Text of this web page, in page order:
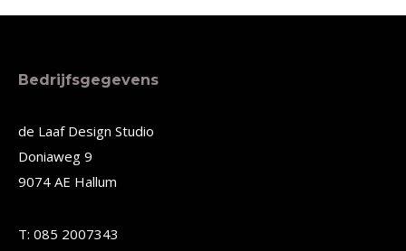
product
meerdere
Deze
optie
kan
worden
product
Bedrijfsgegevens
de Laaf Design Studio
Doniaweg 9
9074 AE Hallum
T: 085 2007343